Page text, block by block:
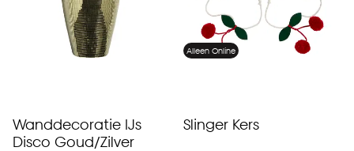
Wanddecoratie IJs
Disco Goud/Zilver
Alleen Online
Slinger Kers